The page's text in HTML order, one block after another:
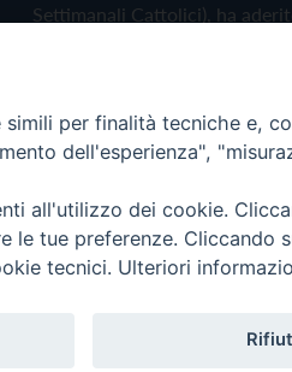
Settimanali Cattolici), ha
Privacy Policy Cookie Policy
Editrice
per finalità tecniche e,
dell'esperienza",
all'utilizzo dei cookie.
le tue preferenze.
tecnici. Ulteriori